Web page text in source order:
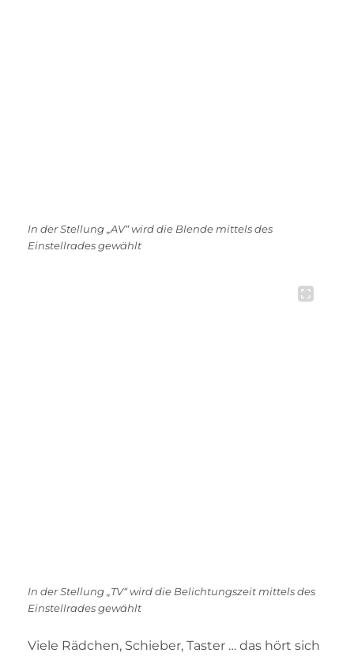
In der Stellung „AV“ wird die Blende mittels des
Einstellrades gewählt
In der Stellung „TV“ wird die Belichtungszeit mittels des
Einstellrades gewählt
Viele Rädchen, Schieber, Taster … das hört sich